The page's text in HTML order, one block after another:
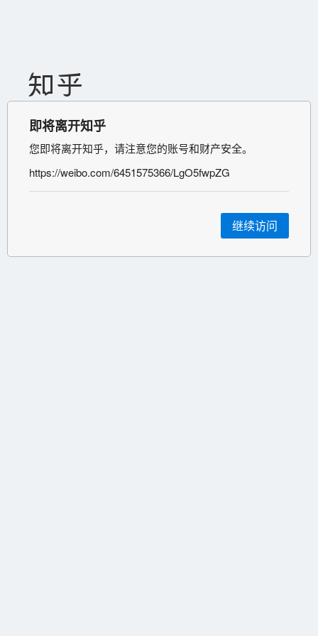
即将离开知乎
您即将离开知乎，请注意您的账号和财产安全。
https://weibo.com/6451575366/LgO5fwpZG
继续访问